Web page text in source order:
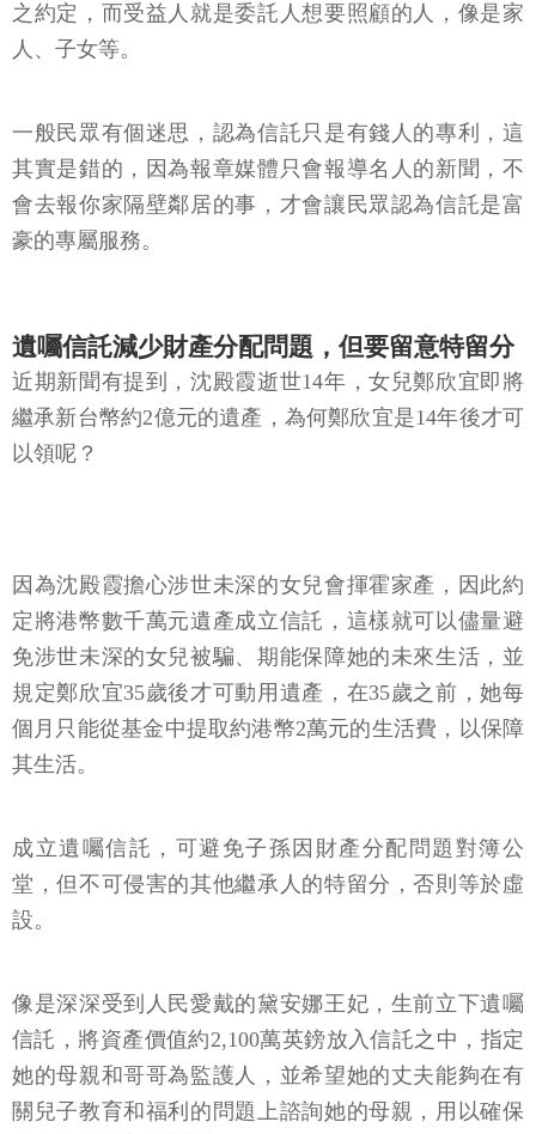
之約定，而受益人就是委託人想要照顧的人，像是家
人、子女等。
一般民眾有個迷思，認為信託只是有錢人的專利，這
其實是錯的，因為報章媒體只會報導名人的新聞，不
會去報你家隔壁鄰居的事，才會讓民眾認為信託是富
豪的專屬服務。
遺囑信託減少財產分配問題，但要留意特留分
近期新聞有提到，沈殿霞逝世14年，女兒鄭欣宜即將
繼承新台幣約2億元的遺產，為何鄭欣宜是14年後才可
以領呢？
因為沈殿霞擔心涉世未深的女兒會揮霍家產，因此約
定將港幣數千萬元遺產成立信託，這樣就可以儘量避
免涉世未深的女兒被騙、期能保障她的未來生活，並
規定鄭欣宜35歲後才可動用遺產，在35歲之前，她每
個月只能從基金中提取約港幣2萬元的生活費，以保障
其生活。
成立遺囑信託，可避免子孫因財產分配問題對簿公
堂，但不可侵害的其他繼承人的特留分，否則等於虛
設。
像是深深受到人民愛戴的黛安娜王妃，生前立下遺囑
信託，將資產價值約2,100萬英鎊放入信託之中，指定
她的母親和哥哥為監護人，並希望她的丈夫能夠在有
關兒子教育和福利的問題上諮詢她的母親，用以確保